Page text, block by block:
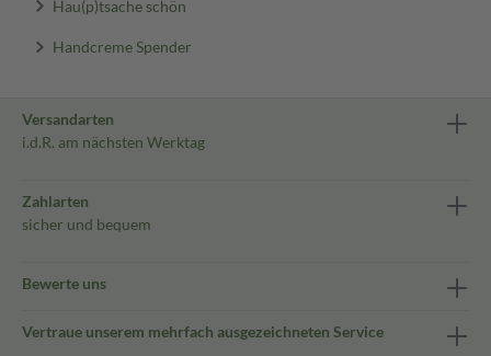
Hau(p)tsache schön
Handcreme Spender
Versandarten
i.d.R. am nächsten Werktag
Zahlarten
sicher und bequem
Bewerte uns
Vertraue unserem mehrfach ausgezeichneten Service